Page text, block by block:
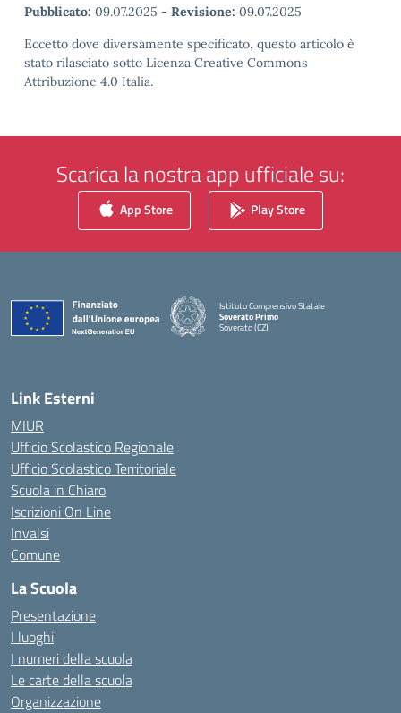
Pubblicato: 09.07.2025 - Revisione: 09.07.2025
Eccetto dove diversamente specificato, questo articolo è
stato rilasciato sotto Licenza Creative Commons
Attribuzione 4.0 Italia.
Scarica la nostra app ufficiale su:
App Store Play Store
Istituto Comprensivo Statale
Soverato Primo
Soverato (CZ)
Link Esterni
MIUR
Ufficio Scolastico Regionale
Ufficio Scolastico Territoriale
Scuola in Chiaro
Iscrizioni On Line
Invalsi
Comune
La Scuola
Presentazione
I luoghi
I numeri della scuola
Le carte della scuola
Organizzazione